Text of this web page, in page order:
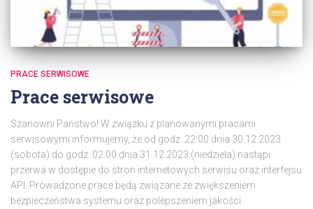
PRACE SERWISOWE
Prace serwisowe
Szanowni Państwo! W związku z planowanymi pracami
serwisowymi informujemy, że od godz. 22:00 dnia 30.12.2023
(sobota) do godz. 02:00 dnia 31.12.2023 (niedziela) nastąpi
przerwa w dostępie do stron internetowych serwisu oraz interfejsu
API. Prowadzone prace będą związane ze zwiększeniem
bezpieczeństwa systemu oraz polepszeniem jakości